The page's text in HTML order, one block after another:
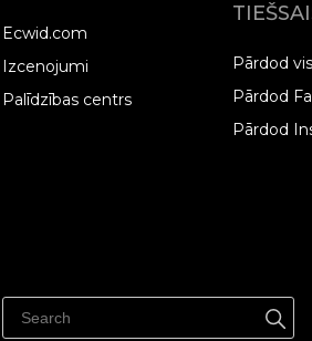
Ecwid.com
Izcenojumi
Palīdzības centrs
Pārdod
Pārdod
Pārdod